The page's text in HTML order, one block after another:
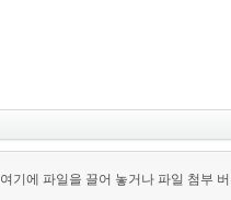
여기에 파일을 끌어 놓거나 파일 첨부